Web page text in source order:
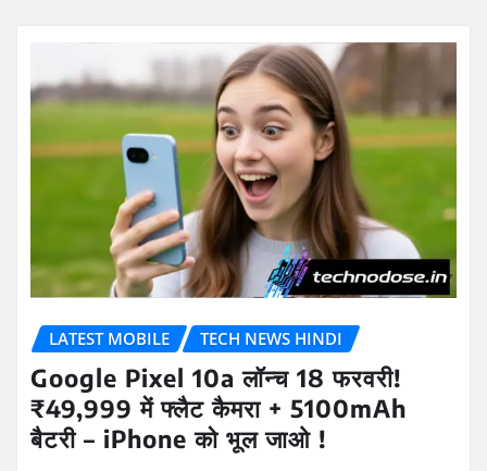
LATEST MOBILE TECH NEWS HINDI
Google Pixel 10a लॉन्च 18 फरवरी!
₹49,999 में फ्लैट कैमरा + 5100mAh
बैटरी – iPhone को भूल जाओ !